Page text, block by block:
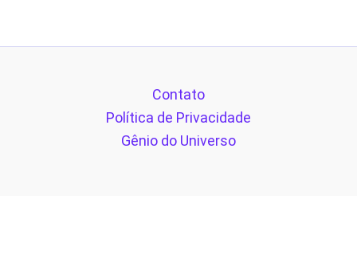
Contato
Política de Privacidade
Gênio do Universo